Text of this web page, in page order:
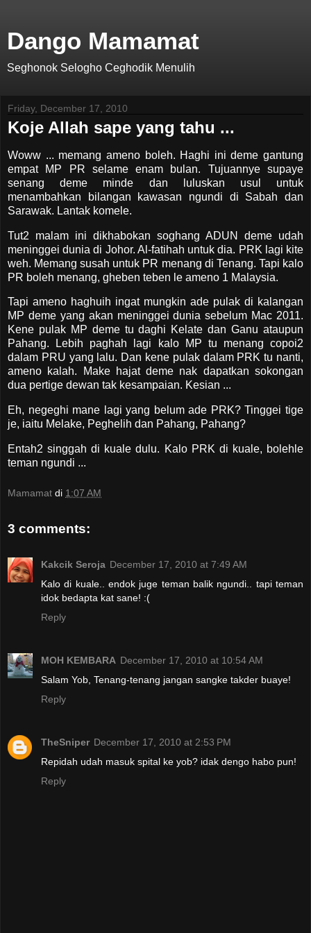
Dango Mamamat
Seghonok Selogho Ceghodik Menulih
Friday, December 17, 2010
Koje Allah sape yang tahu ...
Woww ... memang ameno boleh. Haghi ini deme gantung
empat MP PR selame enam bulan. Tujuannye supaye
senang deme minde dan luluskan usul untuk
menambahkan bilangan kawasan ngundi di Sabah dan
Sarawak. Lantak komele.
Tut2 malam ini dikhabokan soghang ADUN deme udah
meninggei dunia di Johor. Al-fatihah untuk dia. PRK lagi kite
weh. Memang susah untuk PR menang di Tenang. Tapi kalo
PR boleh menang, gheben teben le ameno 1 Malaysia.
Tapi ameno haghuih ingat mungkin ade pulak di kalangan
MP deme yang akan meninggei dunia sebelum Mac 2011.
Kene pulak MP deme tu daghi Kelate dan Ganu ataupun
Pahang. Lebih paghah lagi kalo MP tu menang copoi2
dalam PRU yang lalu. Dan kene pulak dalam PRK tu nanti,
ameno kalah. Make hajat deme nak dapatkan sokongan
dua pertige dewan tak kesampaian. Kesian ...
Eh, negeghi mane lagi yang belum ade PRK? Tinggei tige
je, iaitu Melake, Peghelih dan Pahang, Pahang?
Entah2 singgah di kuale dulu. Kalo PRK di kuale, bolehle
teman ngundi ...
Mamamat di 1:07 AM
3 comments:
Kakcik Seroja December 17, 2010 at 7:49 AM
Kalo di kuale.. endok juge teman balik ngundi.. tapi teman
idok bedapta kat sane! :(
Reply
MOH KEMBARA December 17, 2010 at 10:54 AM
Salam Yob, Tenang-tenang jangan sangke takder buaye!
Reply
TheSniper December 17, 2010 at 2:53 PM
Repidah udah masuk spital ke yob? idak dengo habo pun!
Reply